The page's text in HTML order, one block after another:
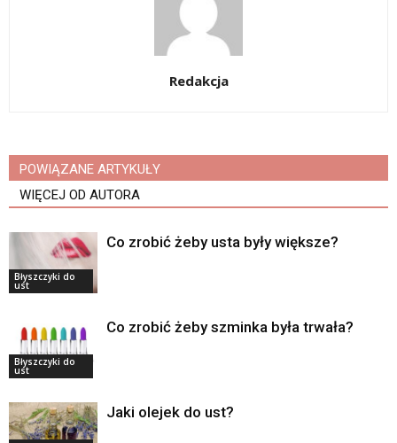
Redakcja
POWIĄZANE ARTYKUŁY
WIĘCEJ OD AUTORA
Błyszczyki do
ust
Co zrobić żeby usta były większe?
Błyszczyki do
ust
Co zrobić żeby szminka była trwała?
Jaki olejek do ust?